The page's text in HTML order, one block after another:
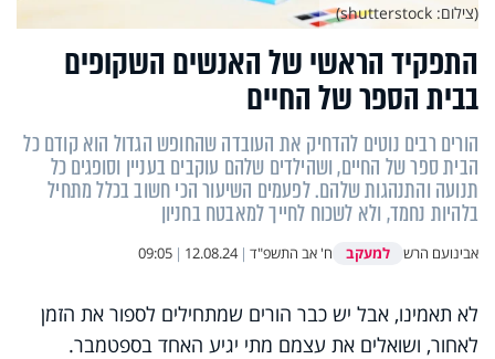
התפקיד הראשי של האנשים השקופים
בבית הספר של החיים
הורים רבים נוטים להדחיק את העובדה שהחופש הגדול הוא קודם כל
הבית ספר של החיים, ושהילדים שלהם עוקבים בעניין וסופגים כל
תנועה והתנהגות שלהם. לפעמים השיעור הכי חשוב בכלל מתחיל
בלהיות נחמד, ולא לשכוח לחייך למאבטח בחניון
אבינועם הרש למעקב ח' אב התשפ"ד |
12.08.24
|
09:05
(צילום: shutterstock)
לא תאמינו, אבל יש כבר הורים שמתחילים לספור את הזמן
לאחור, ושואלים את עצמם מתי יגיע האחד בספטמבר.